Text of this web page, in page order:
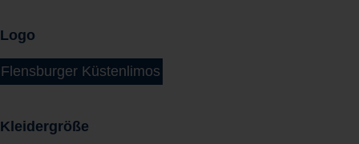
Logo
Flensburger Küstenlimos
Kleidergröße